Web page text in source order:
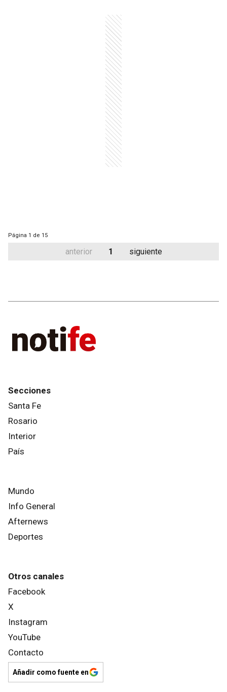
Página 1 de 15
anterior 1 siguiente
Secciones
Santa Fe
Rosario
Interior
País
Mundo
Info General
Afternews
Deportes
Otros canales
Facebook
X
Instagram
YouTube
Contacto
Añadir como fuente en